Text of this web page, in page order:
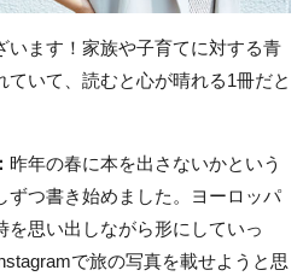
ます！家族や子育てに対する青
いて、読むと心が晴れる1冊だと
昨年の春に本を出さないかという
ずつ書き始めました。ヨーロッパ
思い出しながら形にしていっ
で旅の写真を載せようと思